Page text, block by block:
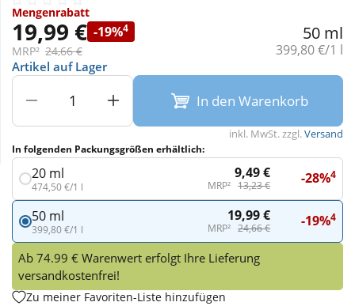
Sanitätshaus
Sport & Fitness
Tierbedarf
Wellness
Mengenrabatt
19,99 € -19%4
MRP² 24,66 €
50 ml
Grundpreis:
399,80 €/1 l
Artikel auf Lager
In den Warenkorb
inkl. MwSt. zzgl.Versand
In folgenden Packungsgrößen erhältlich:
20 ml
474,50 €/1 l
9,49 €
MRP² 13,23 € -28%4
50 ml
399,80 €/1 l
19,99 €
MRP² 24,66 € -19%4
Ab 74.99 € Warenwert erfolgt Ihre Lieferung
versandkostenfrei!
Zu meiner Favoriten-Liste hinzufügen